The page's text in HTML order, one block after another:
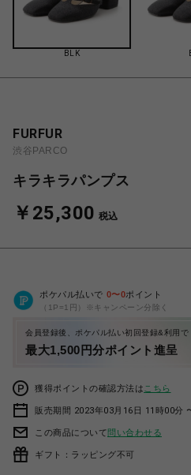
BLK
FURFUR
渋谷PARCO
キラキラパンプス
￥25,300 税込
ポケパル払いで 0〜0ポイント
（1P=1円）※キャンペーン分除く
会員登録後、ポケパル払い初回登録&利用で
最大1,500円分ポイント進呈
獲得ポイントの確認方法は こちら
販売期間 2023年03月16日 11時00分
この商品について問い合わせる
ギフト：ラッピング不可